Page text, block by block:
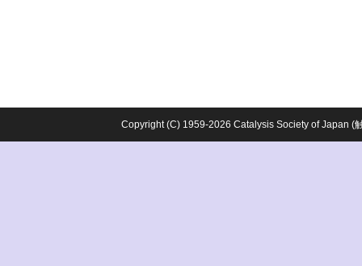
Copyright (C) 1959-2026 Catalysis Society of Japan (